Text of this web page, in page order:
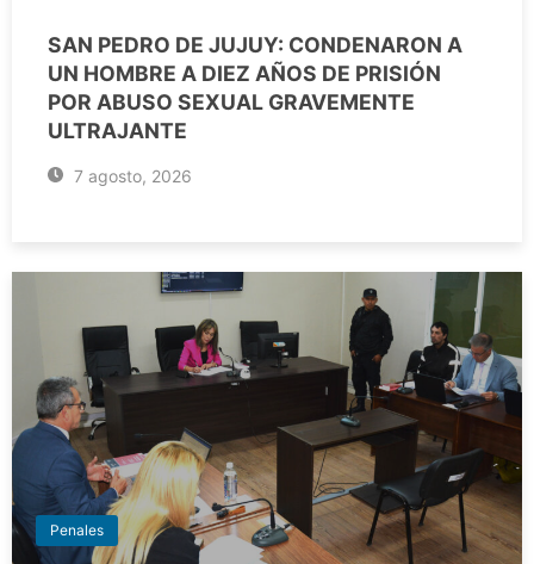
SAN PEDRO DE JUJUY: CONDENARON A
UN HOMBRE A DIEZ AÑOS DE PRISIÓN
POR ABUSO SEXUAL GRAVEMENTE
ULTRAJANTE
7 agosto, 2026
Penales